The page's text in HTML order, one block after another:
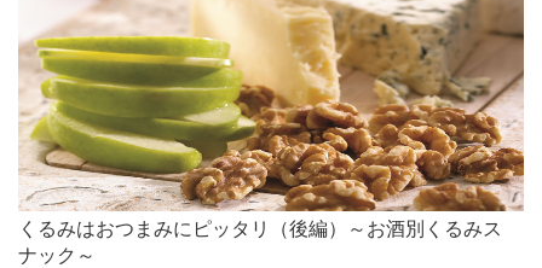
くるみはおつまみにピッタリ（後編）～お酒別くるみス
ナック～